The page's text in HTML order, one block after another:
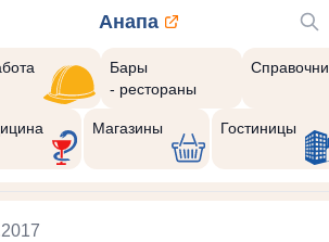
Анапа
Бары
- рестораны
Магазины Гостиницы